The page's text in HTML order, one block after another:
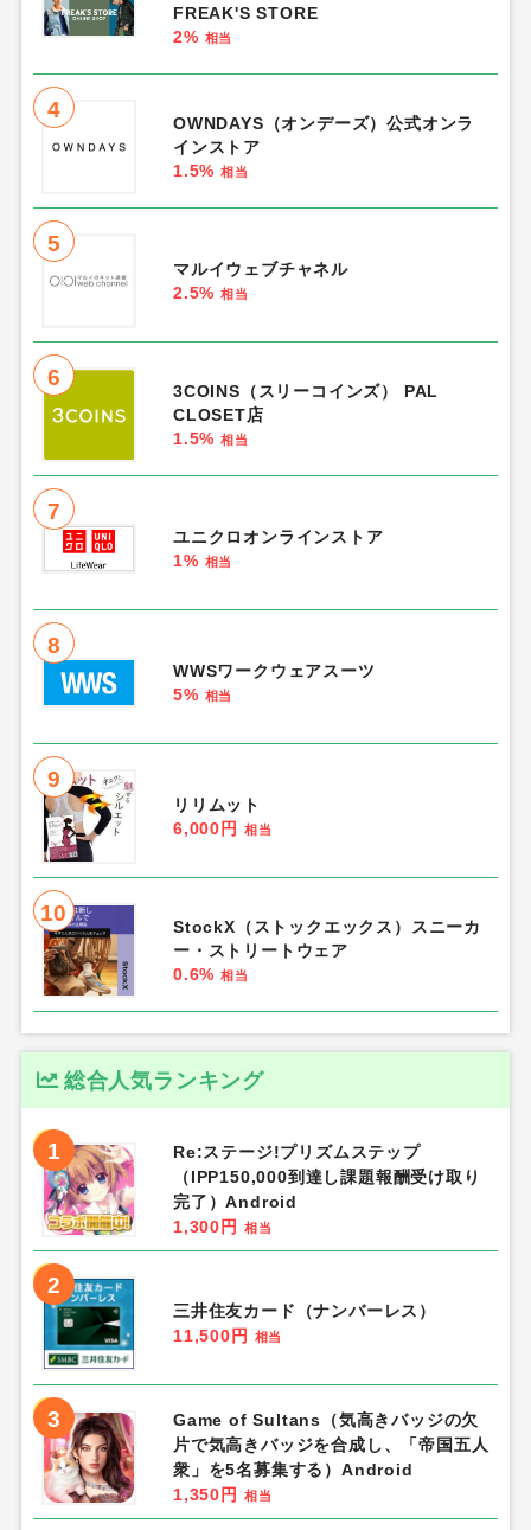
FREAK'S STORE
2% 相当
4
OWNDAYS（オンデーズ）公式オンラ
インストア
1.5% 相当
5
マルイウェブチャネル
2.5% 相当
6
3COINS（スリーコインズ） PAL
CLOSET店
1.5% 相当
7
ユニクロオンラインストア
1% 相当
8
WWSワークウェアスーツ
5% 相当
9
リリムット
6,000円
相当
10
StockX（ストックエックス）スニーカ
ー・ストリートウェア
0.6% 相当
総合人気ランキング
1
Re:ステージ!プリズムステップ
（IPP150,000到達し課題報酬受け取り
完了）Android
1,300円
相当
2
三井住友カード（ナンバーレス）
11,500円
相当
3
Game of Sultans（気高きバッジの欠
片で気高きバッジを合成し、「帝国五人
衆」を5名募集する）Android
1,350円
相当